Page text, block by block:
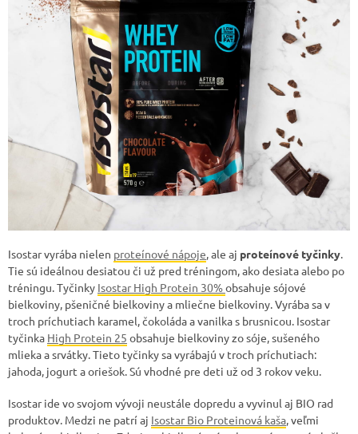
Isostar vyrába nielen proteínové nápoje , ale aj proteínové tyčinky
Tie sú ideálnou desiatou či už pred tréningom, ako desiata alebo po
tréningu. Tyčinky Isostar High Protein 30%obsahuje sójové
bielkoviny, pšeničné bielkoviny a mliečne bielkoviny. Vyrába sa v
troch príchutiach karamel, čokoláda a vanilka s brusnicou. Isostar
tyčinka High Protein 25 obsahuje bielkoviny zo sóje, sušeného
mlieka a srvátky. Tieto tyčinky sa vyrábajú v troch príchutiach:
jahoda, jogurt a oriešok. Sú vhodné pre deti už od 3 rokov veku.
Isostar ide vo svojom vývoji neustále dopredu a vyvinul aj BIO rad
produktov. Medzi ne patrí aj Isostar Bio Proteinová kaša , veľmi